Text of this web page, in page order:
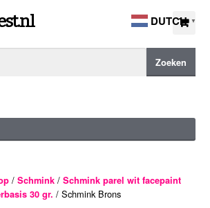
Zoeken
/ Schmink/ Schmink parel wit facepaint
30 gr. / Schmink Brons
DUTCH ▼